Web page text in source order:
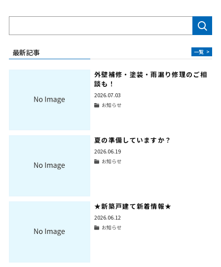
最新記事 一覧 >
外壁補修・塗装・雨漏り修理のご相
談も！
2026.07.03
お知らせ
夏の準備していますか？
2026.06.19
お知らせ
★新築戸建て新着情報★
2026.06.12
お知らせ